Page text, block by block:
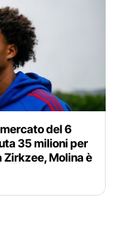
del 6
35 milioni per
Zirkzee, Molina è